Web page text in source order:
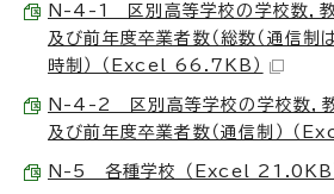
N-4-1 区別高等学校の学校数，教
及び前年度卒業者数（総数（通信制
時制） （Excel 66.7KB）
N-4-2 区別高等学校の学校数，教
及び前年度卒業者数（通信制） （
N-5 各種学校 （Excel 21.0KB